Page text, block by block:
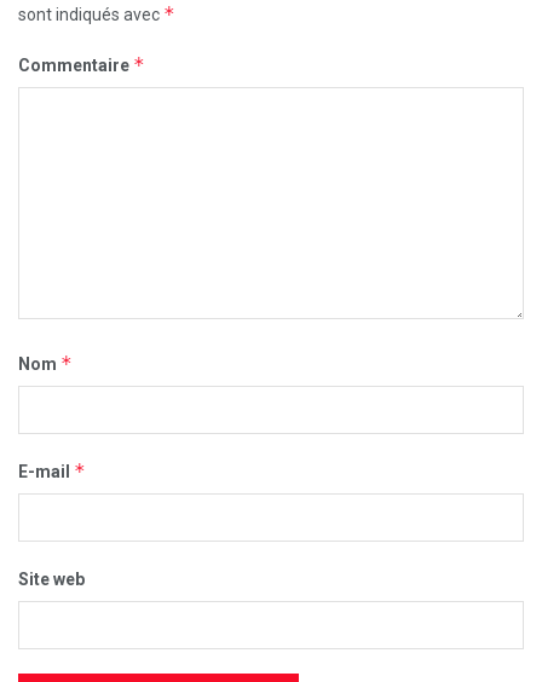
sont indiqués avec *
Commentaire *
Nom *
E-mail *
Site web